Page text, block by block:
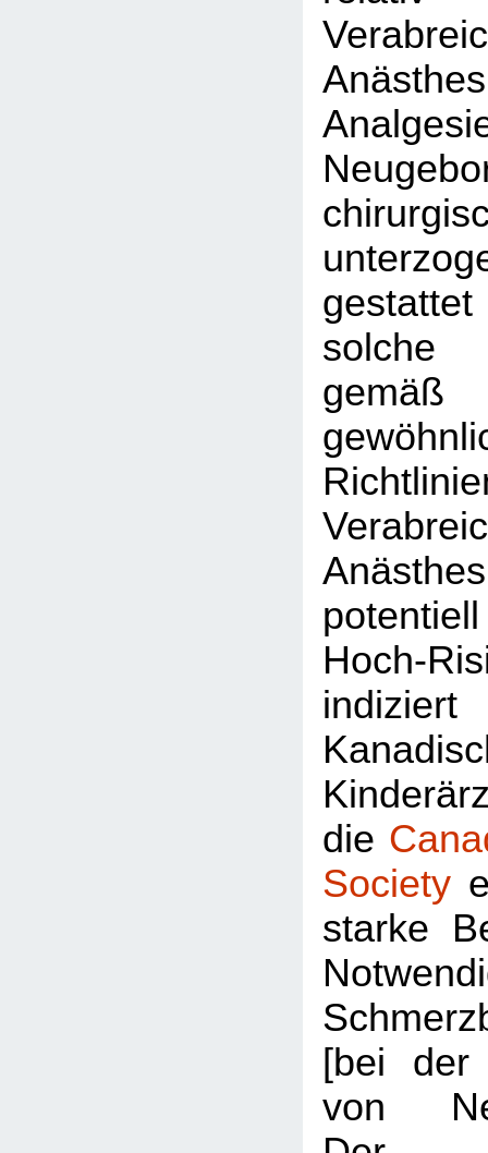
solche
Hoch-
indiziert
die
Society
starke
[bei der
von